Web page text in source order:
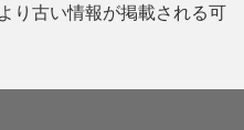
り古い情報が掲載される可